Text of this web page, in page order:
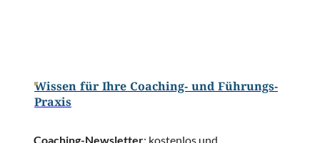
Wissen für Ihre Coaching- und Führungs-
Praxis
Coaching-Newsletter: kostenlos und